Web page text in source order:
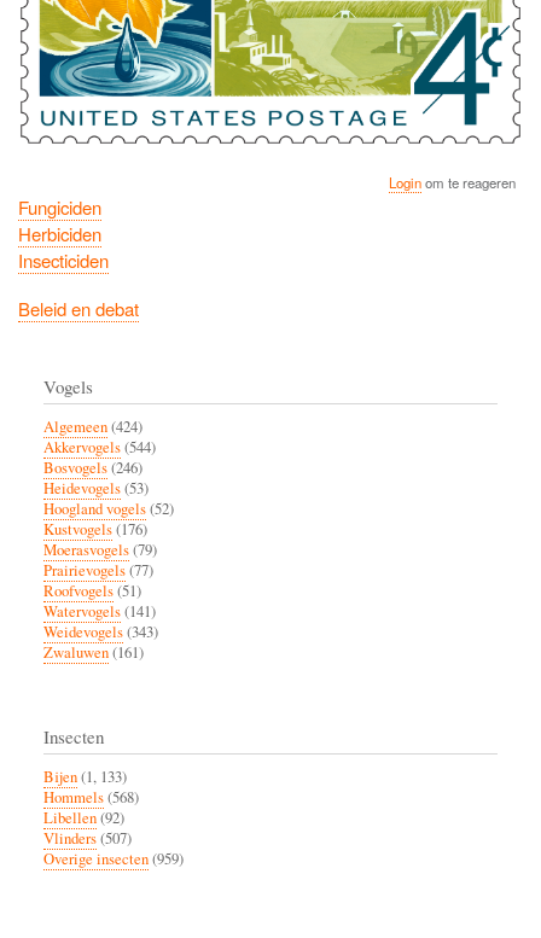
Loginom te reageren
Fungiciden
Herbiciden
Insecticiden
Beleid en debat
Vogels
Algemeen(424)
Akkervogels(544)
Bosvogels(246)
Heidevogels(53)
Hoogland vogels(52)
Kustvogels(176)
Moerasvogels(79)
Prairievogels(77)
Roofvogels(51)
Watervogels(141)
Weidevogels(343)
Zwaluwen(161)
Insecten
Bijen(1, 133)
Hommels(568)
Libellen(92)
Vlinders(507)
Overige insecten(959)